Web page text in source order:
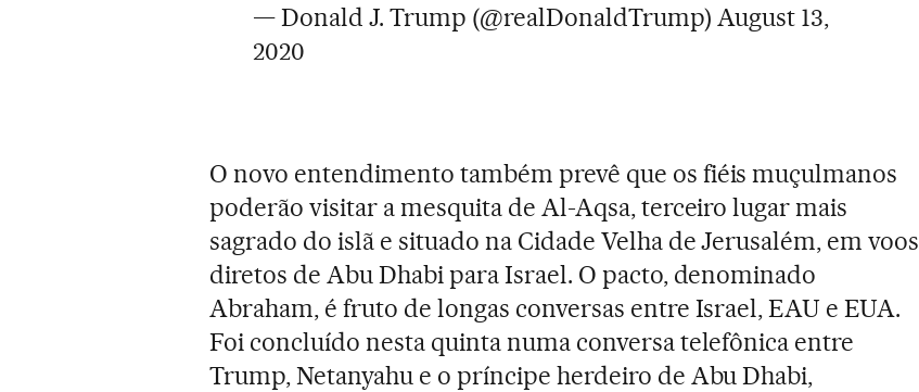
— Donald J. Trump (@realDonaldTrump) August 13,
2020
O novo entendimento também prevê que os fiéis muçulmanos
poderão visitar a mesquita de Al-Aqsa, terceiro lugar mais
sagrado do islã e situado na Cidade Velha de Jerusalém, em voos
diretos de Abu Dhabi para Israel. O pacto, denominado
Abraham, é fruto de longas conversas entre Israel, EAU e EUA.
Foi concluído nesta quinta numa conversa telefônica entre
Trump, Netanyahu e o príncipe herdeiro de Abu Dhabi,